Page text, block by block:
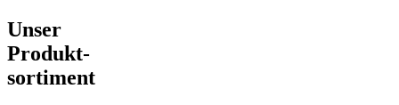
Unser
Produkt-
sortiment